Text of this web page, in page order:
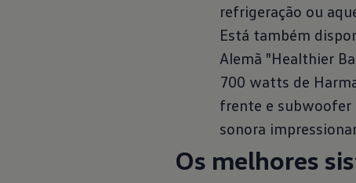
refrigeração ou
Está também
Alemã "Healthier
700 watts de
frente e subwoofer
sonora
Os melhores